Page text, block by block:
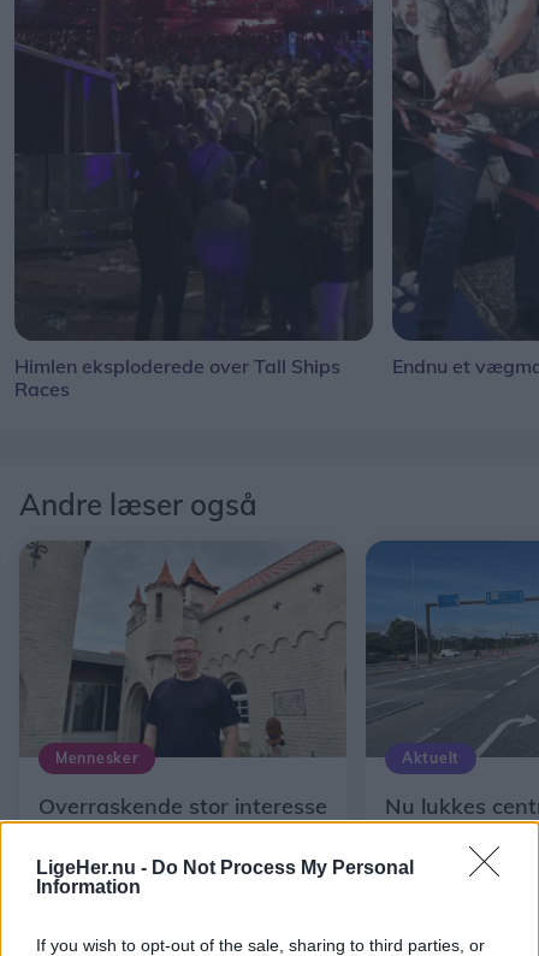
LigeHer.nu - Do Not Process My Personal
Information
If you wish to opt-out of the sale, sharing to third parties, or
Himlen eksploderede over Tall Ships
Races
Endnu et
Andre læser også
Mennesker
Overraskende stor interesse
for Peters borg: - Den er
ikke længere til salg
Aktuelt
Nu lukkes
Aalborg